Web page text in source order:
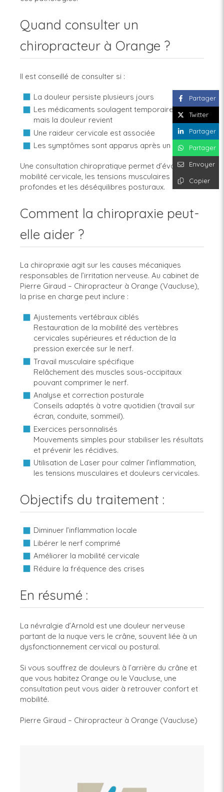
Quand consulter un
chiropracteur à Orange ?
Il est conseillé de consulter si :
La douleur persiste plusieurs jours
Les médicaments soulagent temporairement
mais la douleur revient
Une raideur cervicale est associée
Les symptômes sont apparus après un choc
Une consultation chiropratique permet d’évaluer la
mobilité cervicale, les tensions musculaires
profondes et les déséquilibres posturaux.
Comment la chiropraxie peut-
elle aider ?
La chiropraxie agit sur les causes mécaniques
responsables de l’irritation nerveuse. Au cabinet de
Pierre Giraud – Chiropracteur à Orange (Vaucluse),
la prise en charge peut inclure :
Ajustements vertébraux ciblés
Restauration de la mobilité des vertèbres
cervicales supérieures et réduction de la
pression exercée sur le nerf.
Travail musculaire spécifique
Relâchement des muscles sous-occipitaux
pouvant comprimer le nerf.
Analyse et correction posturale
Conseils adaptés à votre quotidien (travail sur
écran, conduite, sommeil).
Exercices personnalisés
Mouvements simples pour stabiliser les résultats
et prévenir les récidives.
Utilisation de Laser pour calmer l’inflammation,
les tensions musculaires et douleurs cervicales.
Objectifs du traitement :
Diminuer l’inflammation locale
Libérer le nerf comprimé
Améliorer la mobilité cervicale
Réduire la fréquence des crises
En résumé :
La névralgie d’Arnold est une douleur nerveuse
partant de la nuque vers le crâne, souvent liée à un
dysfonctionnement cervical ou postural.
Si vous souffrez de douleurs à l’arrière du crâne et
que vous habitez Orange ou le Vaucluse, une
consultation peut vous aider à retrouver confort et
mobilité.
Pierre Giraud – Chiropracteur à Orange (Vaucluse)
Partager
Twitter
Partager
Partager
Envoyer
Copier